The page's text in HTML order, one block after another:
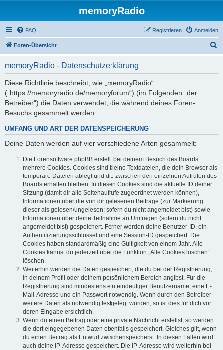
memoryRadio
FAQ Anmelden
Registrieren
Foren-Übersicht
memoryRadio - Datenschutzerklärung
Diese Richtlinie beschreibt, wie „memoryRadio“
(„https://memoryradio.de/memoryforum“) (im Folgenden „der
Betreiber“) die Daten verwendet, die während deines Foren-
Besuchs gesammelt werden.
UMFANG UND ART DER DATENSPEICHERUNG
Deine Daten werden auf vier verschiedene Arten gesammelt:
Die Forensoftware phpBB erstellt bei deinem Besuch des Boards
mehrere Cookies. Cookies sind kleine Textdateien, die dein Browser als
temporäre Dateien ablegt und die zwischen den einzelnen Aufrufen des
Boards erhalten bleiben. In diesen Cookies sind die aktuelle ID deiner
Sitzung (damit dir alle Seitenaufrufe zugeordnet werden können),
Informationen über die von dir gelesenen Beiträge (zur Markierung
dieser als gelesen/ungelesen; sofern du nicht angemeldet bist) sowie
Informationen über deine Teilnahme an Umfragen (sofern du nicht
angemeldet bist) gespeichert. Ferner werden deine Benutzer-ID, ein
Authentifizierungsschlüssel und eine Session-ID gespeichert. Die
Cookies haben standardmäßig eine Gültigkeit von einem Jahr. Alle
Cookies kannst du jederzeit über die Funktion „Alle Cookies löschen“
löschen.
Weiterhin werden die Daten gespeichert, die du bei der Registrierung,
in deinem Profil oder deinem persönlichem Bereich angibst. Für die
Registrierung sind mindestens ein eindeutiger Benutzername, eine E-
Mail-Adresse und ein Passwort notwendig. Wenn durch den Betreiber
weitere Daten als notwendig festgelegt wurden, so ist dies für dich vor
deren Eingabe ersichtlich.
Wenn du einen Beitrag oder eine private Nachricht erstellst, so werden
die dort eingegebenen Daten ebenfalls gespeichert. Gleiches gilt, wenn
du einen Beitrag als Entwurf zwischenspeicherst. In diesen Fällen wird
auch deine IP-Adresse gespeichert. Die IP-Adresse wird weiterhin bei